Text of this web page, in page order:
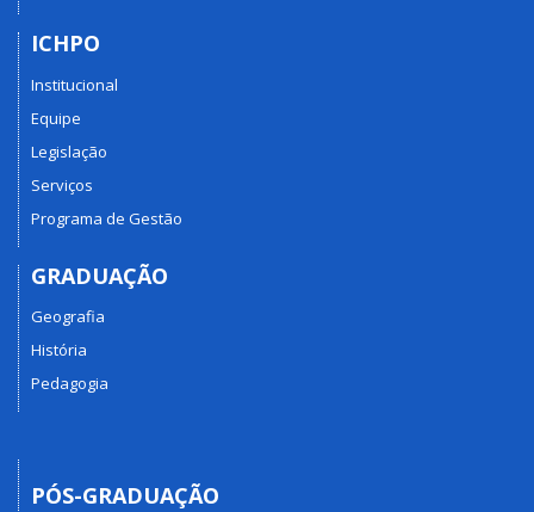
ICHPO
Institucional
Equipe
Legislação
Serviços
Programa de Gestão
GRADUAÇÃO
Geografia
História
Pedagogia
PÓS-GRADUAÇÃO